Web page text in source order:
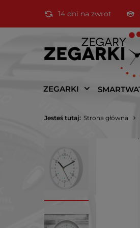
14 dni na zwrot
ZEGARKI
Jesteś tutaj: Strona główna